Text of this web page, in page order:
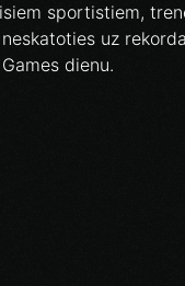
sportistiem,
uz
dienu.